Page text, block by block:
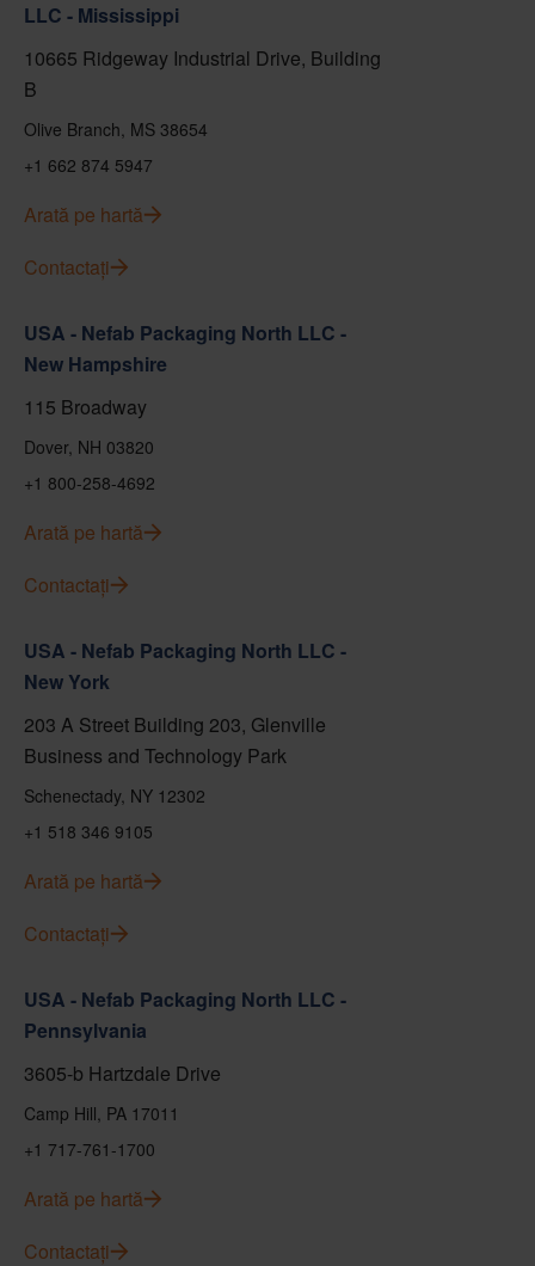
LLC - Mississippi
10665 Ridgeway Industrial Drive, Building
B
Olive Branch, MS 38654
+1 662 874 5947
Arată pe hartă
Contactați
USA - Nefab Packaging North LLC -
New Hampshire
115 Broadway
Dover, NH 03820
+1 800-258-4692
Arată pe hartă
Contactați
USA - Nefab Packaging North LLC -
New York
203 A Street Building 203, Glenville
Business and Technology Park
Schenectady, NY 12302
+1 518 346 9105
Arată pe hartă
Contactați
USA - Nefab Packaging North LLC -
Pennsylvania
3605-b Hartzdale Drive
Camp Hill, PA 17011
+1 717-761-1700
Arată pe hartă
Contactați